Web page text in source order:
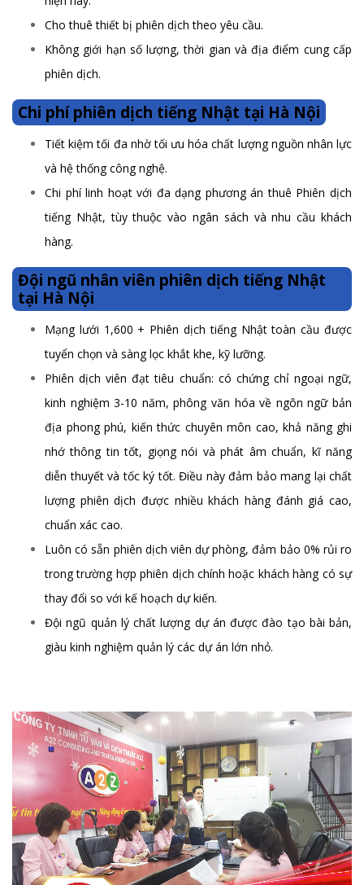
Cho thuê thiết bị phiên dịch theo yêu cầu.
Không giới hạn số lượng, thời gian và địa điểm cung cấp
phiên dịch.
Chi phí phiên dịch tiếng Nhật tại Hà Nội
Tiết kiệm tối đa nhờ tối ưu hóa chất lượng nguồn nhân lực
và hệ thống công nghệ.
Chi phí linh hoạt với đa dạng phương án thuê Phiên dịch
tiếng Nhật, tùy thuộc vào ngân sách và nhu cầu khách
hàng.
Đội ngũ nhân viên phiên dịch tiếng Nhật
tại Hà Nội
Mạng lưới 1,600 + Phiên dịch tiếng Nhật toàn cầu được
tuyển chọn và sàng lọc khắt khe, kỹ lưỡng.
Phiên dịch viên đạt tiêu chuẩn: có chứng chỉ ngoại ngữ,
kinh nghiệm 3-10 năm, phông văn hóa về ngôn ngữ bản
địa phong phú, kiến thức chuyên môn cao, khả năng ghi
nhớ thông tin tốt, giọng nói và phát âm chuẩn, kĩ năng
diễn thuyết và tốc ký tốt. Điều này đảm bảo mang lại chất
lượng phiên dịch được nhiều khách hàng đánh giá cao,
chuẩn xác cao.
Luôn có sẵn phiên dịch viên dự phòng, đảm bảo 0% rủi ro
trong trường hợp phiên dịch chính hoặc khách hàng có sự
thay đổi so với kế hoạch dự kiến.
Đội ngũ quản lý chất lượng dự án được đào tạo bài bản,
giàu kinh nghiệm quản lý các dự án lớn nhỏ.